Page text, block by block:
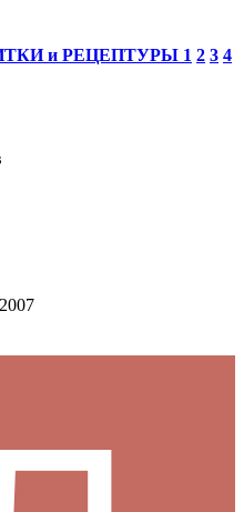
и РЕЦЕПТУРЫ 1 2 3 4